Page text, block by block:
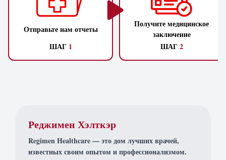
Отправьте нам отчеты
ШАГ 1
Получите медицинское
заключение
ШАГ2
Реджимен Хэлткэр
Regimen Healthcare — это дом лучших врачей,
известных своим опытом и профессионализмом.